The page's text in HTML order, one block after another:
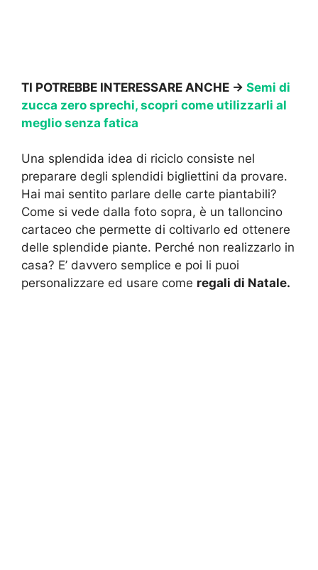
TI POTREBBE INTERESSARE ANCHE -> Semi di
zucca zero sprechi, scopri come utilizzarli al
meglio senza fatica
Una splendida idea di riciclo consiste nel
preparare degli splendidi bigliettini da provare.
Hai mai sentito parlare delle carte piantabili?
Come si vede dalla foto sopra, è un talloncino
cartaceo che permette di coltivarlo ed ottenere
delle splendide piante. Perché non realizzarlo in
casa? E’ davvero semplice e poi li puoi
personalizzare ed usare come regali di Natale.